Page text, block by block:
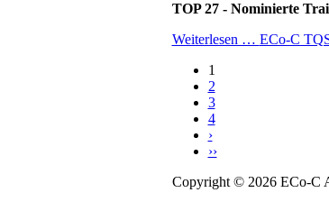
TOP 27 - Nominierte
Weiterlesen … ECo-C
1
2
3
4
›
››
Copyright © 2026 ECo-C